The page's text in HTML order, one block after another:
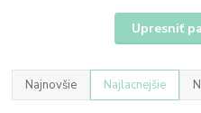
Upresniť
Najnovšie Najlacnejšie